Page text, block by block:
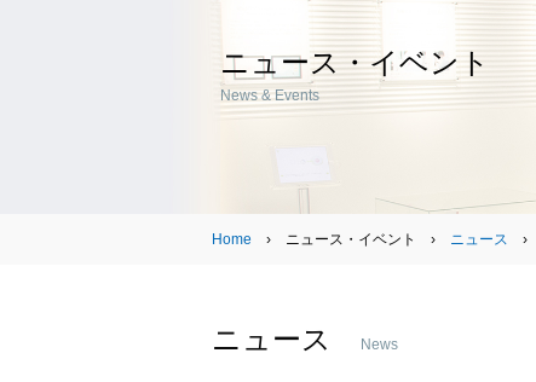
ニュース・イベント
News & Events
Home › ニュース・イベント › ニュース ›
ニュース News